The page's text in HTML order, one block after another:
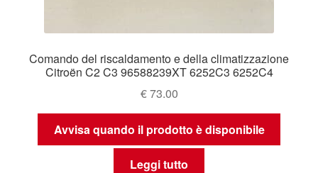
Comando del riscaldamento e della climatizzazione
Citroën C2 C3 96588239XT 6252C3 6252C4
€73.00
Avvisa quando il prodotto è disponibile
Leggi tutto